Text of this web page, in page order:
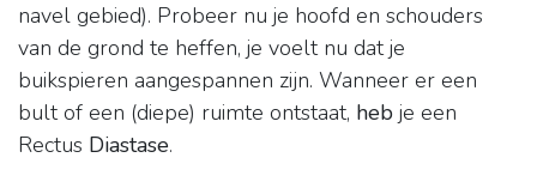
navel gebied). Probeer nu je hoofd en schouders
van de grond te heffen, je voelt nu dat je
buikspieren aangespannen zijn. Wanneer er een
bult of een (diepe) ruimte ontstaat, heb je een
Rectus Diastase.